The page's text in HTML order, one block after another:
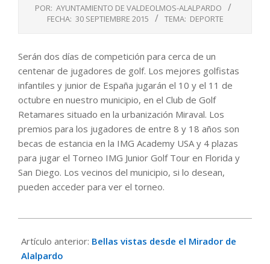
POR: AYUNTAMIENTO DE VALDEOLMOS-ALALPARDO
FECHA: 30 SEPTIEMBRE 2015 TEMA: DEPORTE
Serán dos días de competición para cerca de un
centenar de jugadores de golf. Los mejores golfistas
infantiles y junior de España jugarán el 10 y el 11 de
octubre en nuestro municipio, en el Club de Golf
Retamares situado en la urbanización Miraval. Los
premios para los jugadores de entre 8 y 18 años son
becas de estancia en la IMG Academy USA y 4 plazas
para jugar el Torneo IMG Junior Golf Tour en Florida y
San Diego. Los vecinos del municipio, si lo desean,
pueden acceder para ver el torneo.
09-
30
Artículo anterior: Bellas vistas desde el Mirador de
Alalpardo